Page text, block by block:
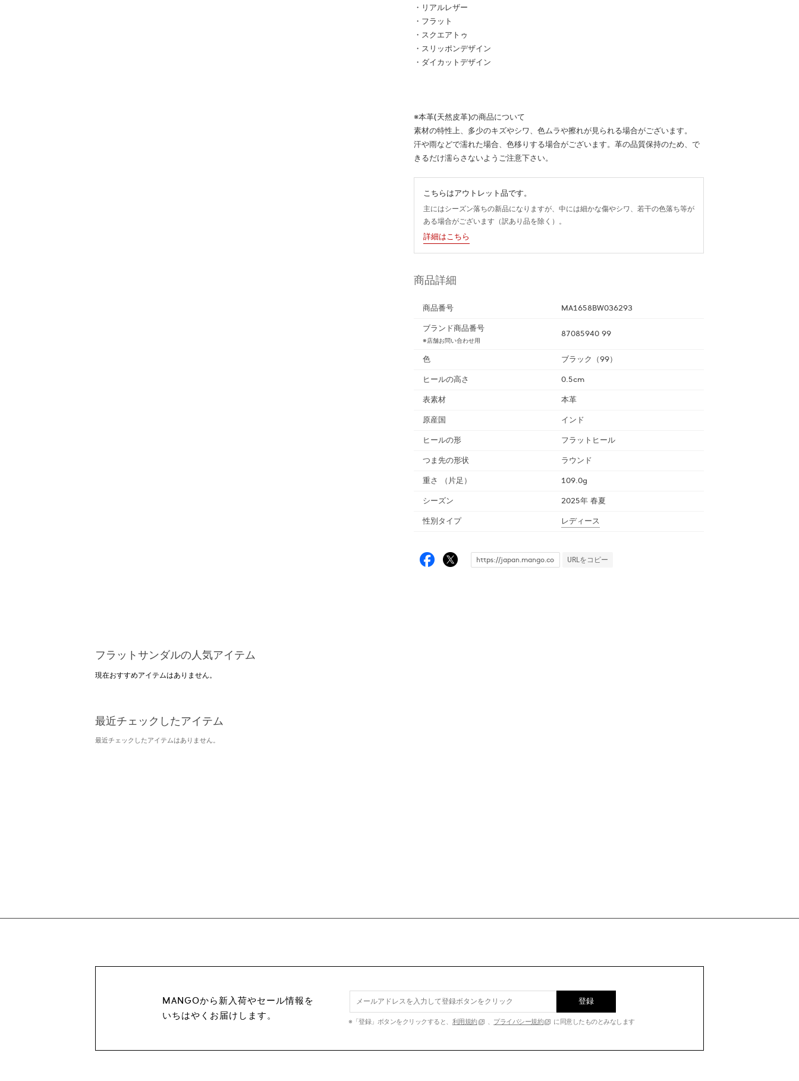
・リアルレザー
・フラット
・スクエアトゥ
・スリッポンデザイン
・ダイカットデザイン
※本革(天然皮革)の商品について
素材の特性上、多少のキズやシワ、色ムラや擦れが見られる場合がございます。
汗や雨などで濡れた場合、色移りする場合がございます。革の品質保持のため、で
きるだけ濡らさないようご注意下さい。
こちらはアウトレット品です。
主にはシーズン落ちの新品になりますが、中には細かな傷やシワ、若干の色落ち等が
ある場合がございます（訳あり品を除く）。
詳細はこちら
商品詳細
商品番号
MA1658BW036293
ブランド商品番号
※店舗お問い合わせ用
87085940 99
色
ブラック（99）
ヒールの高さ
0.5cm
表素材
本革
原産国
インド
ヒールの形
フラットヒール
つま先の形状
ラウンド
重さ
（片足）
109.0g
シーズン
2025年 春夏
性別タイプ
レディース
URLをコピー
フラットサンダルの人気アイテム
現在おすすめアイテムはありません。
最近チェックしたアイテム
最近チェックしたアイテムはありません。
MANGOから新入荷やセール情報を
いちはやくお届けします。
登録
※「登録」ボタンをクリックすると、 利用規約 、 プライバシー規約 に同意したものとみなします